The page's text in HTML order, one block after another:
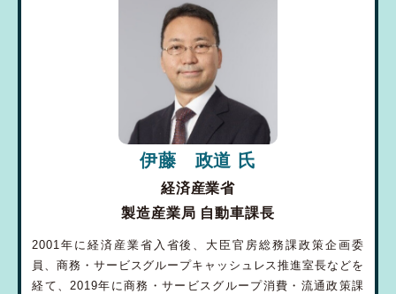
伊藤 政道 氏
経済産業省
製造産業局 自動車課長
2001年に経済産業省入省後、大臣官房総務課政策企画委
員、商務・サービスグループキャッシュレス推進室長などを
経て、2019年に商務・サービスグループ消費・流通政策課